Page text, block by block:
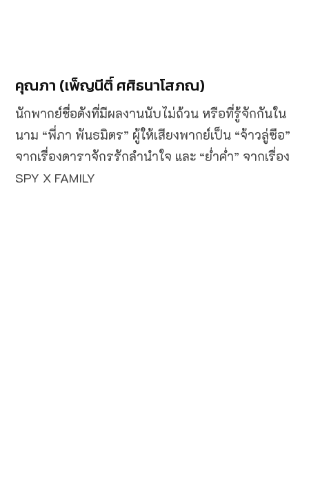
คุณภา (เพ็ญนีติ์ ศศิธนาโสภณ)
นักพากย์ชื่อดังที่มีผลงานนับไม่ถ้วน หรือที่รู้จักกันใน
นาม “พี่ภา พันธมิตร” ผู้ให้เสียงพากย์เป็น “จ้าวลู่ซือ”
จากเรื่องดาราจักรรักลำนำใจ และ “ย่ำค่ำ” จากเรื่อง
SPY X FAMILY